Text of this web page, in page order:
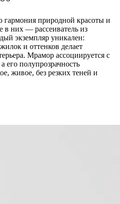
природной красоты и
в них — рассеиватель из
экземпляр уникален:
и оттенков делает
Мрамор ассоциируется с
его полупрозрачность
живое, без резких теней и